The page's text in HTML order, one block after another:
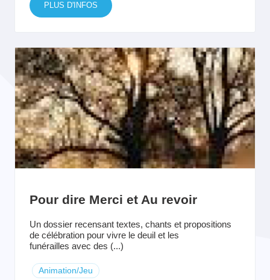
PLUS D'INFOS
Pour dire Merci et Au revoir
Un dossier recensant textes, chants et propositions
de célébration pour vivre le deuil et les
funérailles avec des (...)
Animation/Jeu